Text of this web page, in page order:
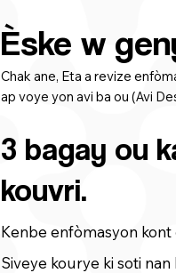
Èske w
Chak ane, Eta a revize
ap voye yon avi ba ou (Avi
3 bagay ou
kouvri.
Kenbe enfòmasyon kont
Siveye kourye ki soti nan